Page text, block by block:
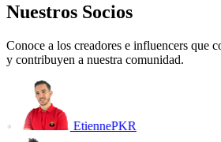
Nuestros Socios
Conoce a los creadores e influencers que
y contribuyen a nuestra comunidad.
EtiennePKR